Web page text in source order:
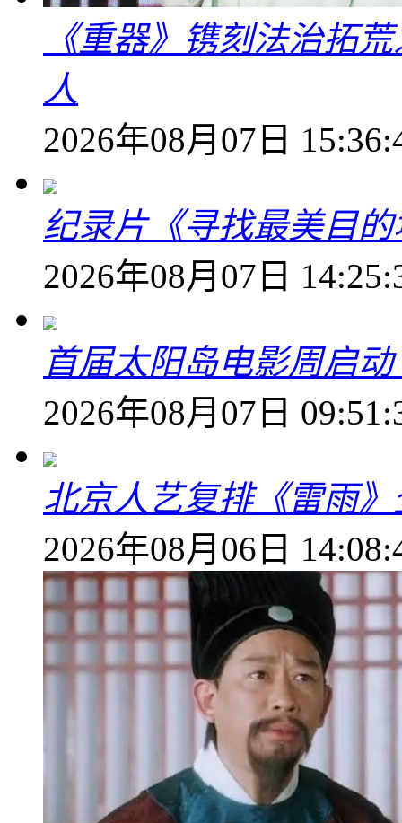
《重器》镌刻法治拓
人
2026年08月07日
纪录片《寻找最美目
2026年08月07日
首届太阳岛电影周启
2026年08月07日
北京人艺复排《雷雨》
2026年08月06日